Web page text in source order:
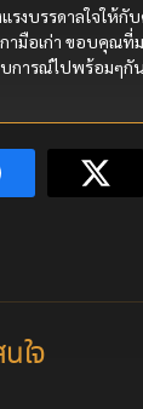
รงบรรดาลใจให้
ามือเก่า ขอบคุณที่
การณ์ไปพร้อมๆกัน
ใจ